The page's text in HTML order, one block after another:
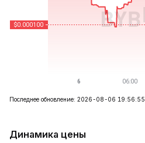
Последнее обновление: 2026-08-06 19:56:55
Динамика цены